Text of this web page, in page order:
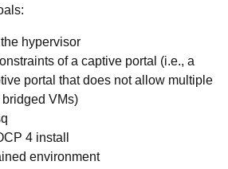
hypervisor
of a captive portal (i.e., a
portal that does not allow multiple
VMs)
4 install
environment